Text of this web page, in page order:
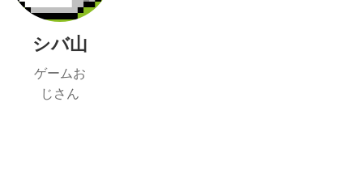
シバ山
ゲームお
じさん